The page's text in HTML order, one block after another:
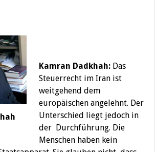
Kamran Dadkhah: Das
Steuerrecht im Iran ist
weitgehend dem
europäischen angelehnt. Der
Unterschied liegt jedoch in
der Durchführung. Die
Menschen haben kein